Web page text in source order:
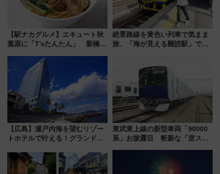
【駅ナカグルメ】エキュート秋
葉原に「T’sたんたん」 新橋に
饅」、オムライス専門店「肉と
たまご」新グルメ続々登場！
【2026年8月】
絶景路線を黄色い列車で気まま
旅、「海が見える難読駅」で幸
の舞台は「島原鉄道」
【広島】瀬戸内海を望むリゾー
トホテルで叶える！グランドプ
ディング＆カジュアルパーティ
ープラン
東武東上線の新型車両「90000
系」お披露目 斬新な「逆スラ
放的な車内空間に注目、デビュ